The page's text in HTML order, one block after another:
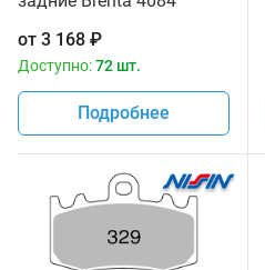
от 3 168 ₽
Доступно:72 шт.
Подробнее